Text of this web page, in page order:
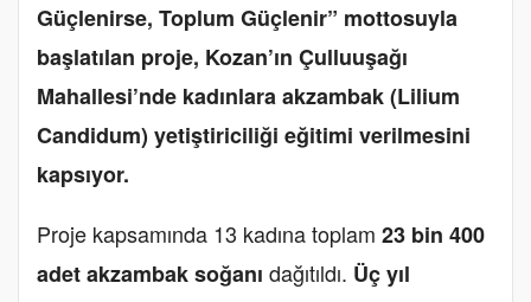
Güçlenirse, Toplum Güçlenir” mottosuyla
başlatılan proje, Kozan’ın Çulluuşağı
Mahallesi’nde kadınlara akzambak (Lilium
Candidum) yetiştiriciliği eğitimi verilmesini
kapsıyor.
Proje kapsamında 13 kadına toplam 23 bin 400
adet akzambak soğanı dağıtıldı. Üç yıl